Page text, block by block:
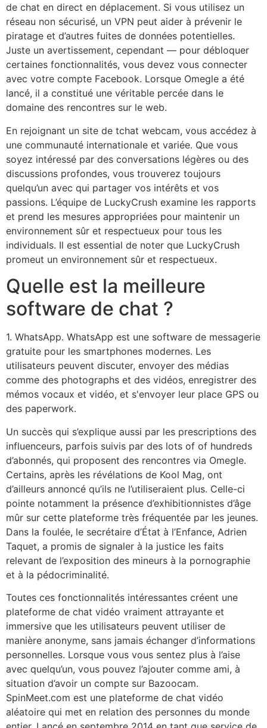
de chat en direct en déplacement. Si vous utilisez un
réseau non sécurisé, un VPN peut aider à prévenir le
piratage et d’autres fuites de données potentielles.
Juste un avertissement, cependant — pour débloquer
certaines fonctionnalités, vous devez vous connecter
avec votre compte Facebook. Lorsque Omegle a été
lancé, il a constitué une véritable percée dans le
domaine des rencontres sur le web.
En rejoignant un site de tchat webcam, vous accédez à
une communauté internationale et variée. Que vous
soyez intéressé par des conversations légères ou des
discussions profondes, vous trouverez toujours
quelqu’un avec qui partager vos intérêts et vos
passions. L’équipe de LuckyCrush examine les rapports
et prend les mesures appropriées pour maintenir un
environnement sûr et respectueux pour tous les
individuals. Il est essential de noter que LuckyCrush
promeut un environnement sûr et respectueux.
Quelle est la meilleure
software de chat ?
1. WhatsApp. WhatsApp est une software de messagerie
gratuite pour les smartphones modernes. Les
utilisateurs peuvent discuter, envoyer des médias
comme des photographs et des vidéos, enregistrer des
mémos vocaux et vidéo, et s'envoyer leur place GPS ou
des paperwork.
Un succès qui s’explique aussi par les prescriptions des
influenceurs, parfois suivis par des lots of of hundreds
d’abonnés, qui proposent des rencontres via Omegle.
Certains, après les révélations de Kool Mag, ont
d’ailleurs annoncé qu’ils ne l’utiliseraient plus. Celle-ci
pointe notamment la présence d’exhibitionnistes d’âge
mûr sur cette plateforme très fréquentée par les jeunes.
Dans la foulée, le secrétaire d’État à l’Enfance, Adrien
Taquet, a promis de signaler à la justice les faits
relevant de l’exposition des mineurs à la pornographie
et à la pédocriminalité.
Toutes ces fonctionnalités intéressantes créent une
plateforme de chat vidéo vraiment attrayante et
immersive que les utilisateurs peuvent utiliser de
manière anonyme, sans jamais échanger d’informations
personnelles. Lorsque vous vous sentez plus à l’aise
avec quelqu’un, vous pouvez l’ajouter comme ami, à
situation d’avoir un compte sur Bazoocam.
SpinMeet.com est une plateforme de chat vidéo
aléatoire qui met en relation des personnes du monde